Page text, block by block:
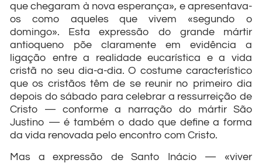
que chegaram à nova esperança», e apresentava-
os como aqueles que vivem «segundo o
domingo». Esta expressão do grande mártir
antioqueno põe claramente em evidência a
ligação entre a realidade eucarística e a vida
cristã no seu dia-a-dia. O costume característico
que os cristãos têm de se reunir no primeiro dia
depois do sábado para celebrar a ressurreição de
Cristo — conforme a narração do mártir São
Justino — é também o dado que define a forma
da vida renovada pelo encontro com Cristo.
Mas a expressão de Santo Inácio — «viver